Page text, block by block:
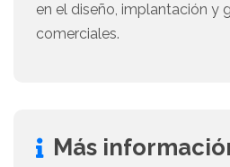
en el diseño, implantación y
comerciales.
Más